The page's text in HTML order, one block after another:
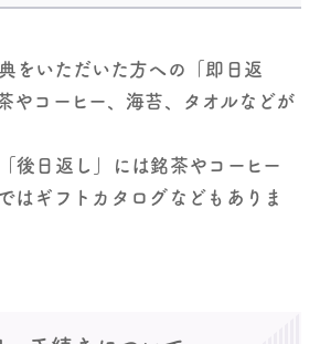
をいただいた方への「即日返
やコーヒー、海苔、タオルなどが
後日返し」には銘茶やコーヒー
はギフトカタログなどもありま